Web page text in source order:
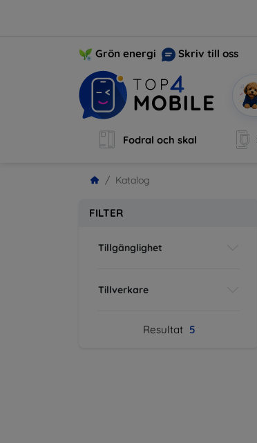
Grön energi Skriv till oss
Fodral och skal
Katalog
FILTER
Tillgänglighet
Tillverkare
Resultat 5